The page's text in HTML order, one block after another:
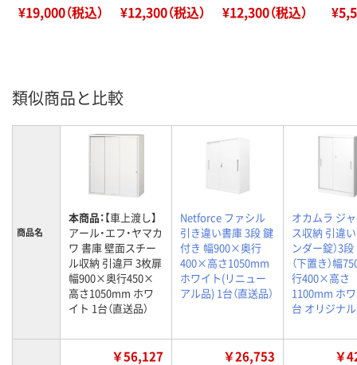
¥19,000（税込） ¥12,300（税込） ¥12,300（税込）
類似商品と比較
商品名
本商品：【車上渡し】
アール・エフ・ヤマカ
ワ 書庫 壁面スチー
ル収納 引違戸 3枚扉
幅900×奥行450×
高さ1050mm ホワ
イト 1台（直送品）
Netforce ファシル
引き違い書庫 3段 鍵
付き 幅900×奥行
400×高さ1050mm
ホワイト(リニュー
アル品) 1台（直送品）
オカムラ ジ
ス収納 引違い
ンダー錠）3
（下置き）幅
行400×高さ
1100mm ホ
台 オリジナル
￥56,127 ￥26,753 ￥